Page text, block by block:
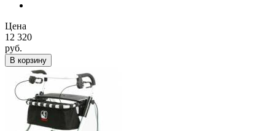
Цена
12 320
руб.
В корзину